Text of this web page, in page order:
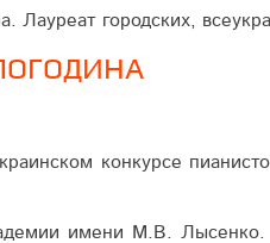
го­род­ских,
конкурсе
имени М.В.